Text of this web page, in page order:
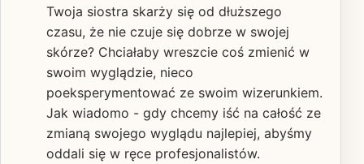
Twoja siostra skarży się od dłuższego
czasu, że nie czuje się dobrze w swojej
skórze? Chciałaby wreszcie coś zmienić w
swoim wyglądzie, nieco
poeksperymentować ze swoim wizerunkiem.
Jak wiadomo - gdy chcemy iść na całość ze
zmianą swojego wyglądu najlepiej, abyśmy
oddali się w ręce profesjonalistów.